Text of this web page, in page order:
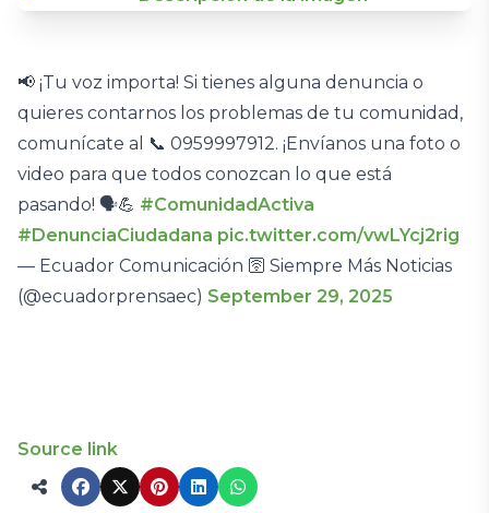
📢 ¡Tu voz importa! Si tienes alguna denuncia o
quieres contarnos los problemas de tu comunidad,
comunícate al 📞 0959997912. ¡Envíanos una foto o
video para que todos conozcan lo que está
pasando! 🗣️💪 #ComunidadActiva
#DenunciaCiudadana pic.twitter.com/vwLYcj2rig
— Ecuador Comunicación 🛜 Siempre Más Noticias
(@ecuadorprensaec) September 29, 2025
Source link